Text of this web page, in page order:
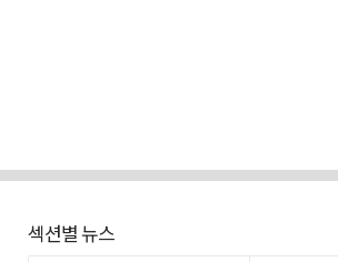
섹션별 뉴스